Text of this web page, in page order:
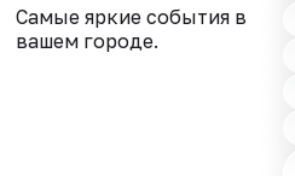
Самые яркие события в
вашем городе.